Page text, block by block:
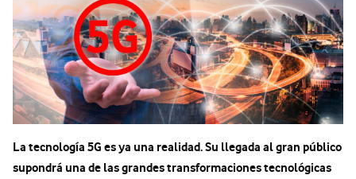
La tecnología 5G es ya una realidad. Su llegada al gran público
supondrá una de las grandes transformaciones tecnológicas